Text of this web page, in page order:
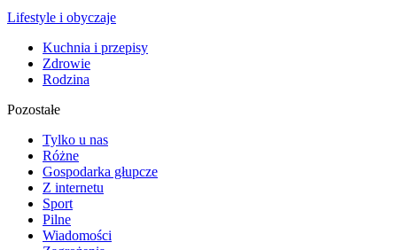
Lifestyle i obyczaje
Kuchnia i przepisy
Zdrowie
Rodzina
Pozostałe
Tylko u nas
Różne
Gospodarka głupcze
Z internetu
Sport
Pilne
Wiadomości